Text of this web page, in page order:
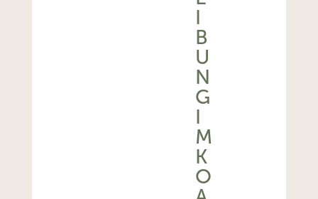
I
B
U
N
G
I
M
K
O